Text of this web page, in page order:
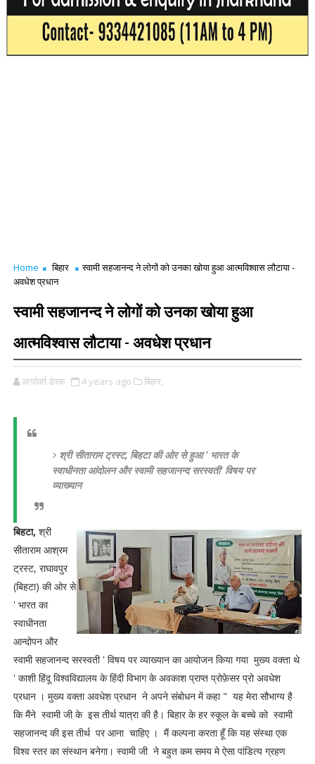
Home बिहार
स्वामी सहजानन्द ने लोगों को उनका खोया हुआ आत्मविश्वास लौटाया -
अवधेश प्रधान
स्वामी सहजानन्द ने लोगों को उनका खोया हुआ
आत्मविश्वास लौटाया - अवधेश प्रधान
आर्यावर्त डेस्क 4 years ago बिहार,
श्री सीताराम ट्रस्ट, बिहटा की ओर से हुआ ' भारत के
स्वाधीनता आंदोलन और स्वामी सहजानन्द सरस्वती' विषय पर
व्याख्यान
बिहटा, श्री
सीताराम आश्रम
ट्रस्ट, राघावपुर
(बिहटा) की ओर से
' भारत का
स्वाधीनता
आन्दोपन और
स्वामी सहजानन्द सरस्वती ' विषय पर व्याख्यान का आयोजन किया गया मुख्य वक्ता थे
' काशी हिंदू विश्वविद्यालय के हिंदी विभाग के अवकाश प्राप्त प्रोफ़ेसर प्रो अवधेश
प्रधान । मुख्य वक्ता अवधेश प्रधान ने अपने संबोधन में कहा " यह मेरा सौभाग्य है
कि मैंने स्वामी जी के इस तीर्थ यात्रा की है। बिहार के हर स्कूल के बच्चे को स्वामी
सहजानन्द की इस तीर्थ पर आना चाहिए । मैं कल्पना करता हूँ कि यह संस्था एक
विश्व स्तर का संस्थान बनेगा। स्वामी जी ने बहुत कम समय मे ऐसा पांडित्य ग्रहण